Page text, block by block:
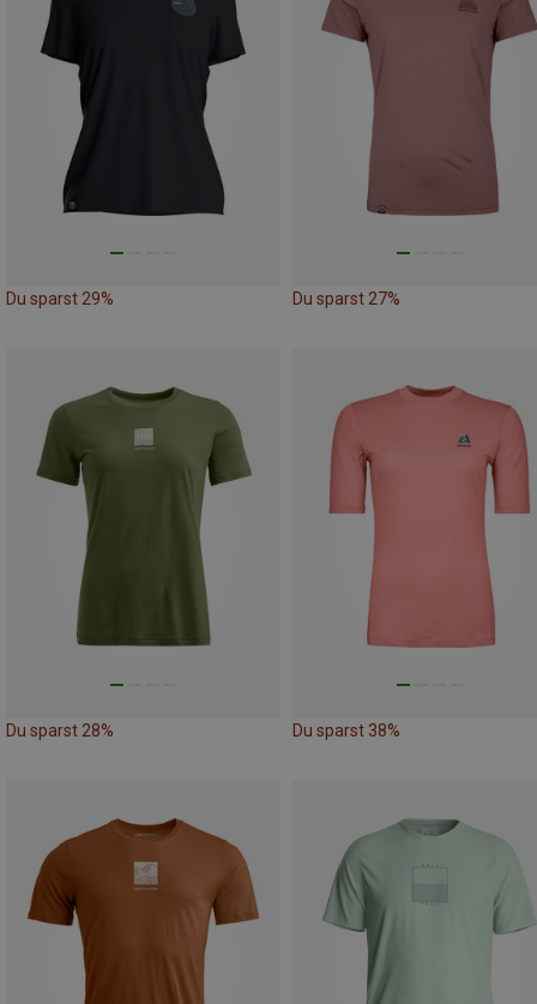
Du sparst 29% Du sparst 27%
Du sparst 28% Du sparst 38%